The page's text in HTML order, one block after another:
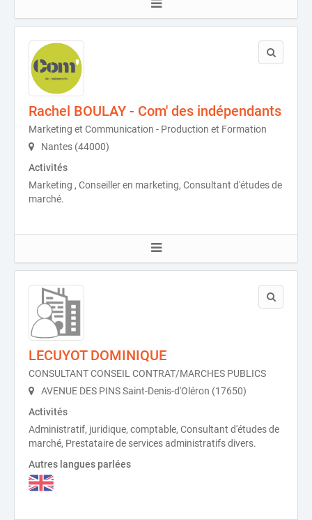
Rachel BOULAY - Com' des indépendants
Marketing et Communication - Production et Formation
Nantes (44000)
Activités
Marketing , Conseiller en marketing, Consultant d'études de
marché.
LECUYOT DOMINIQUE
CONSULTANT CONSEIL CONTRAT/MARCHES PUBLICS
AVENUE DES PINS Saint-Denis-d'Oléron (17650)
Activités
Administratif, juridique, comptable, Consultant d'études de
marché, Prestataire de services administratifs divers.
Autres langues parlées